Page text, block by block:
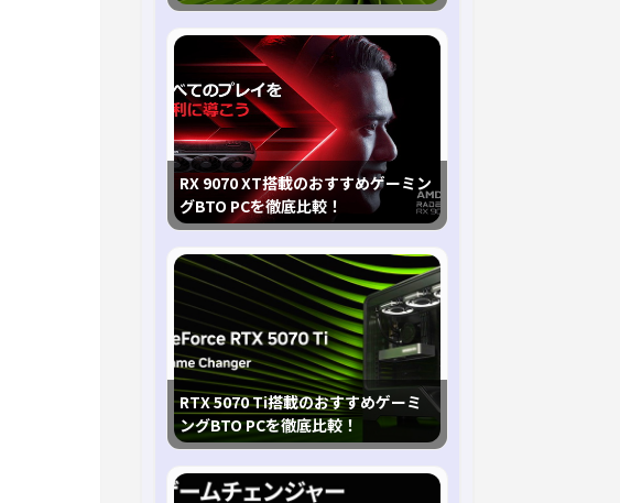
RX 9070 XT搭載のおすすめゲーミン
グBTO PCを徹底比較！
RTX 5070 Ti搭載のおすすめゲーミ
ングBTO PCを徹底比較！